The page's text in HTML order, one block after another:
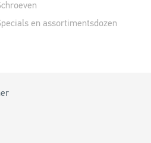
en assortimentsdozen